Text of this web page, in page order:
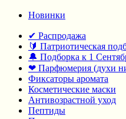
Новинки
✔ Распродажа
🔰 Патриотическая
🔔 Подборка к 1
❤ Парфюмерия (духи
Фиксаторы аромата
Косметические маски
Антивозрастной уход
Пептиды